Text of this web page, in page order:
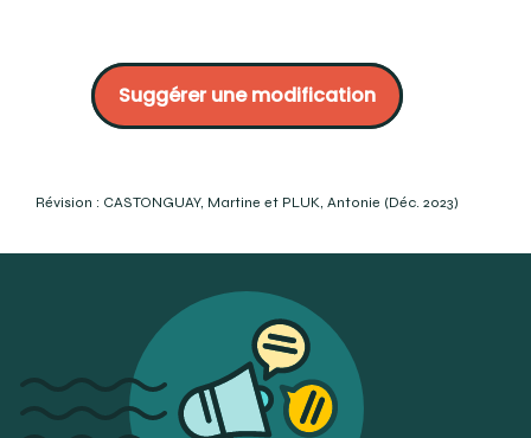
https://www.cda-adc.ca/jadc/vol-65/issue-10/571.pdf
Patterson dentaire :
https://www.pattersondental.com/fr-
en-gb/boley-gauge.html?
MITCHELL, M. (2012). Dental Instruments: A Pocket Guide to
https://www.dentaire-
services.com/catalogue/pdf/2019/36C-
DENTAIRE_SERVICE-ACTEON-
Inst_manuelle_Catalogue_Prodont.pdf
https://vitrinelinguistique.oqlf.gouv.qc.ca/fiche-
Suggérer une modification
Révision : CASTONGUAY, Martine et PLUK, Antonie (Déc. 2023)